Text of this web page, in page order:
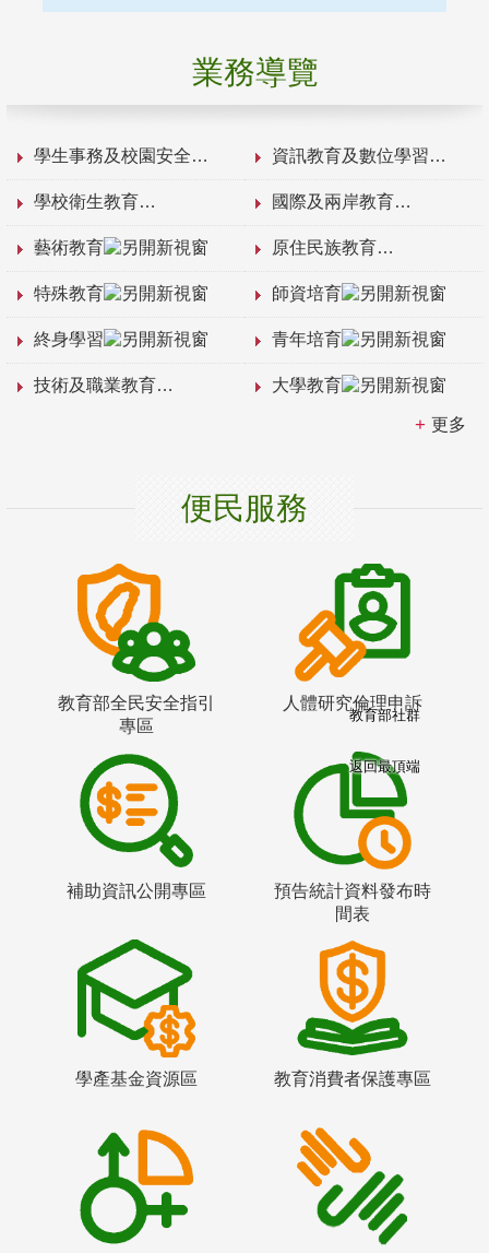
業務導覽
學生事務及校園安全 資訊教育及數位學習
學校衛生教育 國際及兩岸教育
藝術教育 原住民族教育
特殊教育 師資培育
終身學習 青年培育
技術及職業教育 大學教育
更多
便民服務
教育部全民安全指引
專區
人體研究倫理申訴
補助資訊公開專區
預告統計資料發布時
間表
學產基金資源區 教育消費者保護專區
教育部社群
返回最頂端